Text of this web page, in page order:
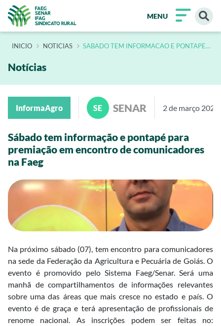
MENU
INÍCIO NOTICIAS SABADO TEM INFORMACAO E PONTAPE
Notícias
InformaAgro SE SENAR 2 de março 2020
Sábado tem informação e pontapé para
premiação em encontro de comunicadores
na Faeg
Na próximo sábado (07), tem encontro para comunicadores
na sede da Federação da Agricultura e Pecuária de Goiás. O
evento é promovido pelo Sistema Faeg/Senar. Será uma
manhã de compartilhamentos de informações relevantes
sobre uma das áreas que mais cresce no estado e país. O
evento é de graça e terá apresentação de profissionais de
renome nacional. As inscrições podem ser feitas no: